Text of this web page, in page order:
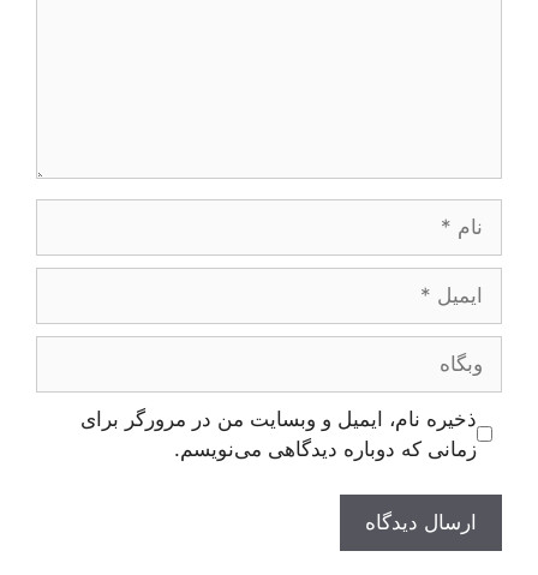
وبگاه
ذخیره نام، ایمیل و وبسایت من در مرورگر برای
زمانی که دوباره دیدگاهی می‌نویسم.